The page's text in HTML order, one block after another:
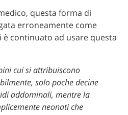
questa forma di
erroneamente come
è continuato ad usare questa
cui si attribuiscono
solo poche decine
addominali, mentre la
neonati che